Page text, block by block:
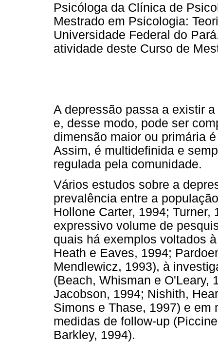
Psicóloga da Clínica de
Mestrado em Psicologia:
Universidade Federal do
atividade deste Curso de
A depressão passa a existir
e, desse modo, pode ser
dimensão maior ou primária
Assim, é multidefinida e
regulada pela comunidade.
Vários estudos sobre a
prevalência entre a
Hollone Carter, 1994;
expressivo volume de
quais há exemplos voltados
Heath e Eaves, 1994;
Mendlewicz, 1993), à
(Beach, Whisman e O'Leary,
Jacobson, 1994; Nishith,
Simons e Thase, 1997) e em
medidas de follow-up
Barkley, 1994).